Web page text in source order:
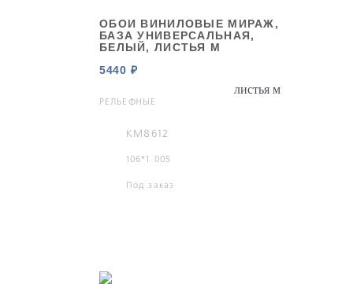
ОБОИ ВИНИЛОВЫЕ МИРАЖ,
БАЗА УНИВЕРСАЛЬНАЯ,
БЕЛЫЙ, ЛИСТЬЯ М
5440 ₽
РЕЛЬЕФНЫЕ
KM8612
106*1 005
Под заказ